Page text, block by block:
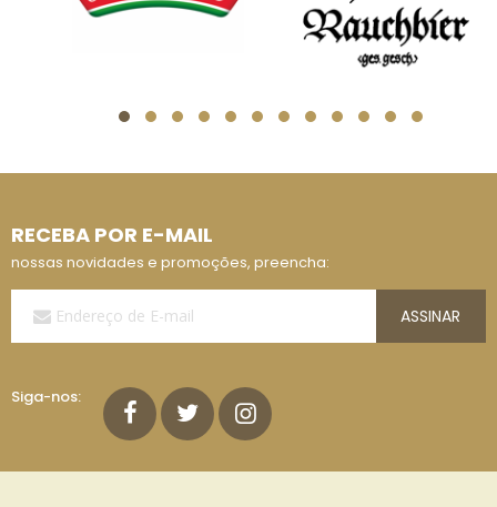
RECEBA POR E-MAIL
nossas novidades e promoções, preencha:
Nossa
E-
ASSINAR
Siga-nos: